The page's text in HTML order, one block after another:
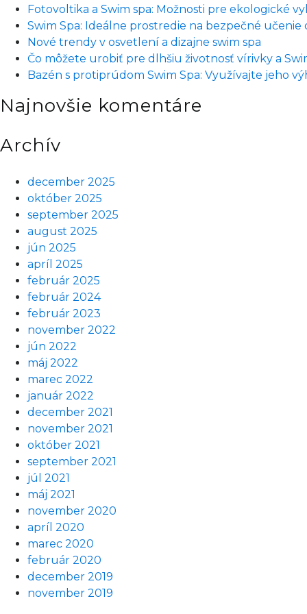
suchej
soli
vám
pomôže
zotaviť
a
formy.
Fotovoltika a Swim spa: Možnosti pre ekologické
Swim Spa: Ideálne prostredie na bezpečné učenie
Nové trendy v osvetlení a dizajne swim spa
Čo môžete urobiť pre dlhšiu životnosť vírivky a
Bazén s protiprúdom Swim Spa: Využívajte jeho
Najnovšie komentáre
Archív
december 2025
október 2025
september 2025
august 2025
jún 2025
apríl 2025
február 2025
február 2024
február 2023
november 2022
jún 2022
máj 2022
marec 2022
január 2022
december 2021
november 2021
október 2021
september 2021
júl 2021
máj 2021
november 2020
apríl 2020
marec 2020
február 2020
december 2019
november 2019